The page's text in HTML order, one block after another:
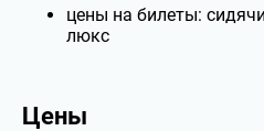
цены на билеты:
люкс
Цены